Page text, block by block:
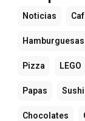
Noticias
Hamburguesas
Pizza LEGO
Papas Sushi
Chocolates